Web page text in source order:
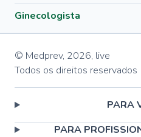
Ginecologista
© Medprev, 2026, live
Todos os direitos reservados
PARA
PARA